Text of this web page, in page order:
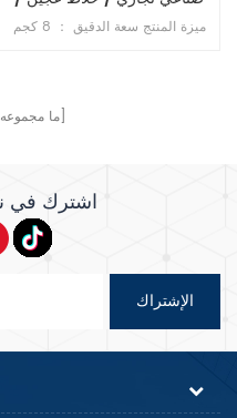
خلاط طعام
ميزة المنتج سعة الدقيق ： 8 كجم
محرك واحد 2 . سرعتان 3 . مع تحكم
[ ما مجموعهالصفحات]
اشترك في
الإشتراك